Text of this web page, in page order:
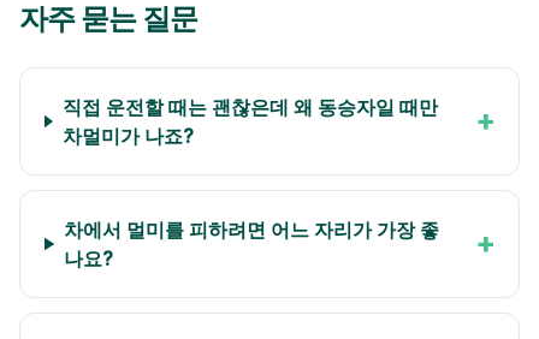
자주 묻는 질문
직접 운전할 때는 괜찮은데 왜 동승자일 때만
차멀미가 나죠?
+
차에서 멀미를 피하려면 어느 자리가 가장 좋
나요?
+